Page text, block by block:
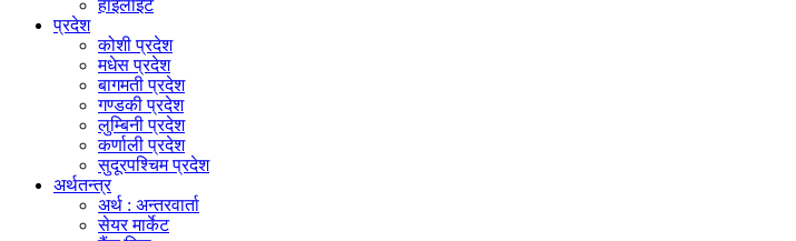
हाइलाइट
प्रदेश
कोशी प्रदेश
मधेस प्रदेश
बागमती प्रदेश
गण्डकी प्रदेश
लुम्बिनी प्रदेश
कर्णाली प्रदेश
सुदूरपश्चिम प्रदेश
अर्थतन्त्र
अर्थ : अन्तरवार्ता
सेयर मार्केट